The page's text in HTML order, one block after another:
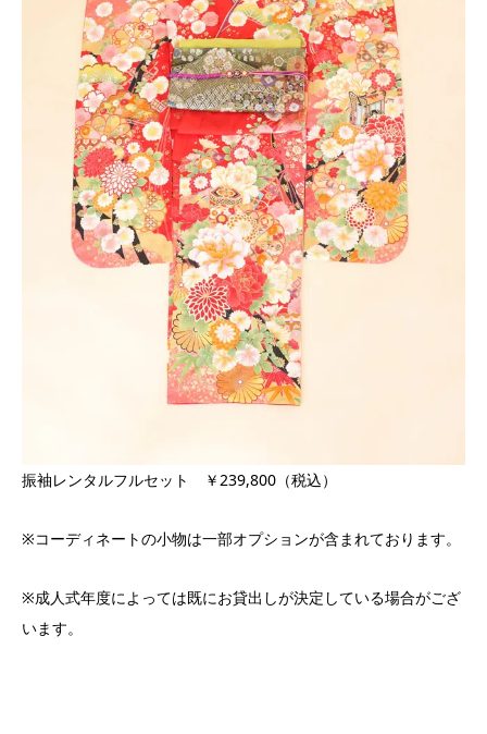
振袖レンタルフルセット ￥239,800（税込）
※コーディネートの小物は一部オプションが含まれております。
※成人式年度によっては既にお貸出しが決定している場合がござ
います。